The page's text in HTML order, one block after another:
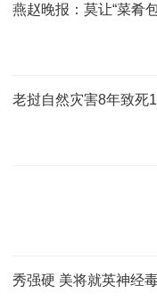
燕赵晚报：莫让“菜肴
老挝自然灾害8年致死
秀强硬 美将就英神经